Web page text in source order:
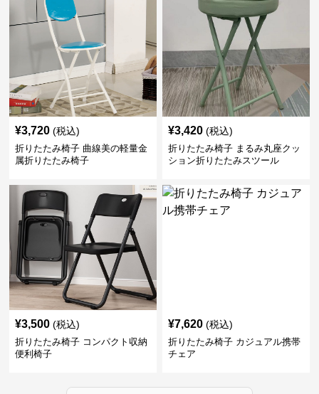
¥3,720 (税込)
折りたたみ椅子 曲線美の軽量金
属折りたたみ椅子
¥3,420 (税込)
折りたたみ椅子 まるみ丸座クッ
ション折りたたみスツール
¥3,500 (税込)
折りたたみ椅子 コンパクト収納
便利椅子
¥7,620 (税込)
折りたたみ椅子 カジュアル携帯
チェア